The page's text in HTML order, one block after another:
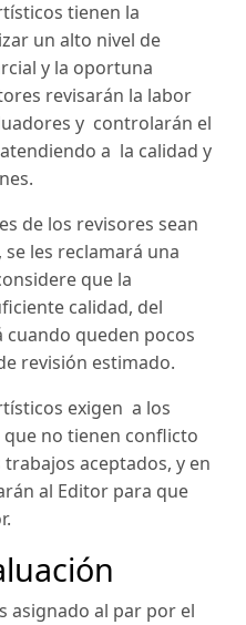
tienen la
un alto nivel de
y la oportuna
revisarán la labor
y controlarán el
a la calidad y
de los revisores sean
les reclamará una
que la
calidad, del
cuando queden pocos
revisión estimado.
exigen a los
no tienen conflicto
aceptados, y en
al Editor para que
asignado al par por el